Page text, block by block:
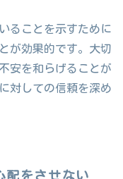
ることを示すために
が効果的です。大切
安を和らげることが
対しての信頼を深め
をさせない